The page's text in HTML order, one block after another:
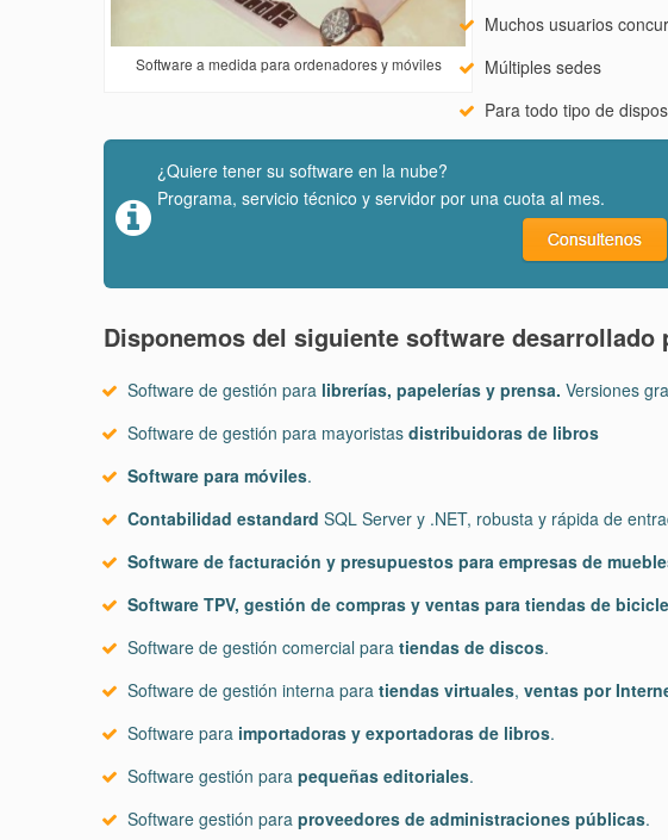
Software a medida para ordenadores y móviles
Muchos usuarios
Múltiples sedes
Para todo tipo de
¿Quiere tener su software en la nube?
Programa, servicio técnico y servidor por una cuota al mes.
Disponemos del siguiente software desarrollado
Software de gestión para librerías, papelerías y prensa. Versiones
Software de gestión para mayoristas distribuidoras de libros
Software para móviles.
Contabilidad estandard SQL Server y .NET, robusta y rápida de
Software de facturación y presupuestos para empresas de
Software TPV, gestión de compras y ventas para tiendas de
Software de gestión comercial para tiendas de discos.
Software de gestión interna para tiendas virtuales, ventas por
Software para importadoras y exportadoras de libros.
Software gestión para pequeñas editoriales.
Software gestión para proveedores de administraciones públicas.